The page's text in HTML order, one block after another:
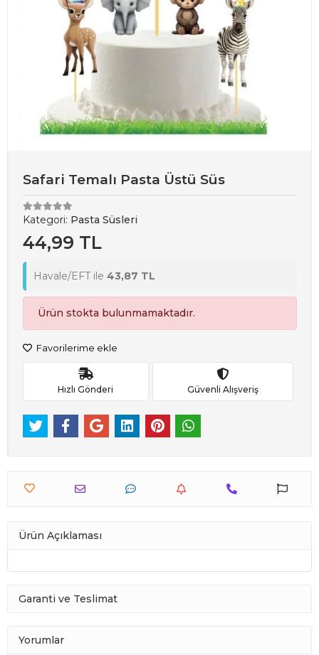
Safari Temalı Pasta Üstü Süs
Kategori: Pasta Süsleri
44,99 TL
Havale/EFT ile 43,87 TL
Ürün stokta bulunmamaktadır.
Favorilerime ekle
Hızlı Gönderi Güvenli Alışveriş
Ürün Açıklaması
Garanti ve Teslimat
Yorumlar